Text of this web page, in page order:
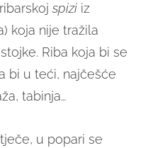
spizi iz
koja nije tražila
Riba koja bi se
bi u teći, najčešće
tabinja…
u popari se